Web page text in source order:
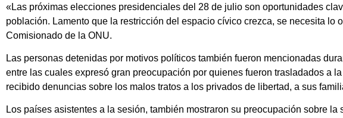
«Las próximas elecciones presidenciales del 28 de julio son oportunidades
población. Lamento que la restricción del espacio cívico crezca, se necesita lo
Comisionado de la ONU.
Las personas detenidas por motivos políticos también fueron mencionadas
entre las cuales expresó gran preocupación por quienes fueron trasladados a
recibido denuncias sobre los malos tratos a los privados de libertad, a sus
Los países asistentes a la sesión, también mostraron su preocupación sobre la